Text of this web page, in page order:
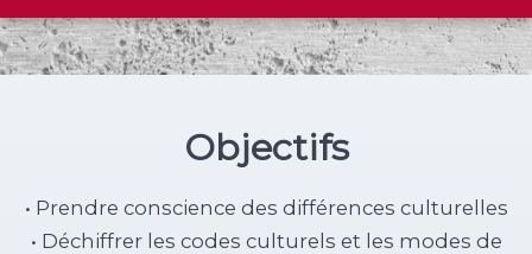
Objectifs
• Prendre conscience des différences culturelles
• Déchiffrer les codes culturels et les modes de